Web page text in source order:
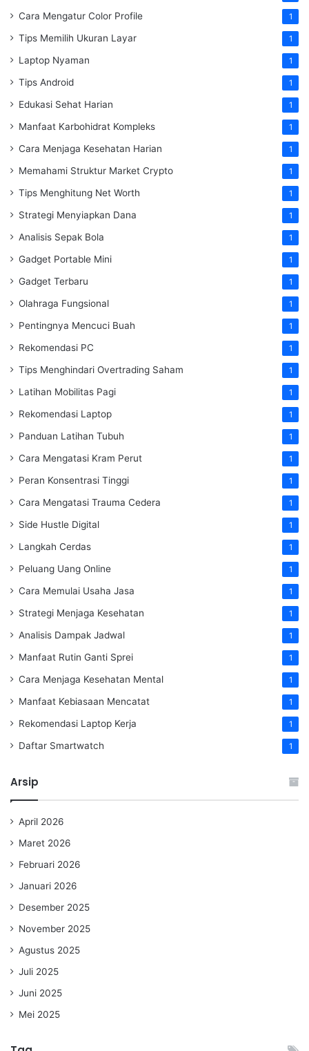
Cara Mengatur Color Profile 1
Tips Memilih Ukuran Layar 1
Laptop Nyaman 1
Tips Android 1
Edukasi Sehat Harian 1
Manfaat Karbohidrat Kompleks 1
Cara Menjaga Kesehatan Harian 1
Memahami Struktur Market Crypto 1
Tips Menghitung Net Worth 1
Strategi Menyiapkan Dana 1
Analisis Sepak Bola 1
Gadget Portable Mini 1
Gadget Terbaru 1
Olahraga Fungsional 1
Pentingnya Mencuci Buah 1
Rekomendasi PC 1
Tips Menghindari Overtrading Saham 1
Latihan Mobilitas Pagi 1
Rekomendasi Laptop 1
Panduan Latihan Tubuh 1
Cara Mengatasi Kram Perut 1
Peran Konsentrasi Tinggi 1
Cara Mengatasi Trauma Cedera 1
Side Hustle Digital 1
Langkah Cerdas 1
Peluang Uang Online 1
Cara Memulai Usaha Jasa 1
Strategi Menjaga Kesehatan 1
Analisis Dampak Jadwal 1
Manfaat Rutin Ganti Sprei 1
Cara Menjaga Kesehatan Mental 1
Manfaat Kebiasaan Mencatat 1
Rekomendasi Laptop Kerja 1
Daftar Smartwatch 1
Arsip
April 2026
Maret 2026
Februari 2026
Januari 2026
Desember 2025
November 2025
Agustus 2025
Juli 2025
Juni 2025
Mei 2025